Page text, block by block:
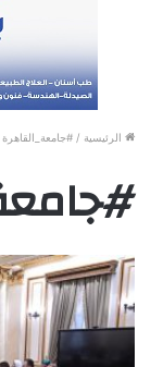
الرئيسية / #جامعة_القاهرة